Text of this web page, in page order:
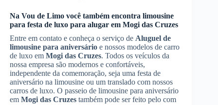
Na Vou de Limo você também encontra limousine
para festa de luxo para alugar em Mogi das Cruzes
Entre em contato e conheça o serviço de Aluguel de
limousine para aniversário e nossos modelos de carro
de luxo em Mogi das Cruzes. Todos os veículos da
nossa empresa são modernos e confortáveis,
independente da comemoração, seja uma festa de
aniversário na limousine ou um translado com nossos
carros de luxo. O passeio de limousine para aniversário
em Mogi das Cruzes também pode ser feito pelo com